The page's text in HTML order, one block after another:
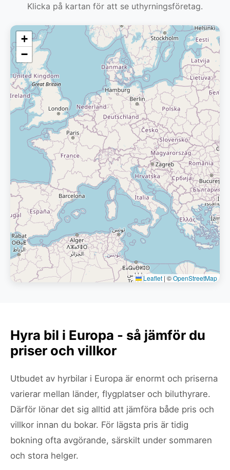
Klicka på kartan för att se uthyrningsföretag.
+
−
Leaflet | ©OpenStreetMap
Hyra bil i Europa - så jämför du
priser och villkor
Utbudet av hyrbilar i Europa är enormt och priserna
varierar mellan länder, flygplatser och biluthyrare.
Därför lönar det sig alltid att jämföra både pris och
villkor innan du bokar. För lägsta pris är tidig
bokning ofta avgörande, särskilt under sommaren
och stora helger.